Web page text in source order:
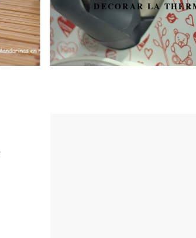
DECORAR LA THERMOMIX.